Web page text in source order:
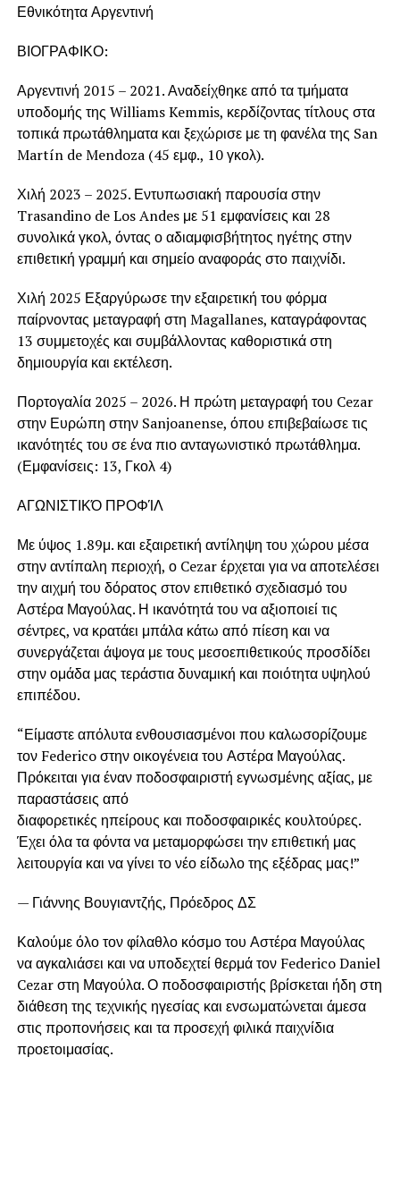
Εθνικότητα Αργεντινή
ΒΙΟΓΡΑΦΙΚΟ:
Αργεντινή 2015 – 2021. Αναδείχθηκε από τα τμήματα
υποδομής της Williams Kemmis, κερδίζοντας τίτλους στα
τοπικά πρωτάθληματα και ξεχώρισε με τη φανέλα της San
Martín de Mendoza (45 εμφ., 10 γκολ).
Χιλή 2023 – 2025. Εντυπωσιακή παρουσία στην
Trasandino de Los Andes με 51 εμφανίσεις και 28
συνολικά γκολ, όντας ο αδιαμφισβήτητος ηγέτης στην
επιθετική γραμμή και σημείο αναφοράς στο παιχνίδι.
Χιλή 2025 Εξαργύρωσε την εξαιρετική του φόρμα
παίρνοντας μεταγραφή στη Magallanes, καταγράφοντας
13 συμμετοχές και συμβάλλοντας καθοριστικά στη
δημιουργία και εκτέλεση.
Πορτογαλία 2025 – 2026. Η πρώτη μεταγραφή του Cezar
στην Ευρώπη στην Sanjoanense, όπου επιβεβαίωσε τις
ικανότητές του σε ένα πιο ανταγωνιστικό πρωτάθλημα.
(Εμφανίσεις: 13, Γκολ 4)
ΑΓΩΝΙΣΤΙΚΌ ΠΡΟΦΊΛ
Με ύψος 1.89μ. και εξαιρετική αντίληψη του χώρου μέσα
στην αντίπαλη περιοχή, ο Cezar έρχεται για να αποτελέσει
την αιχμή του δόρατος στον επιθετικό σχεδιασμό του
Αστέρα Μαγούλας. Η ικανότητά του να αξιοποιεί τις
σέντρες, να κρατάει μπάλα κάτω από πίεση και να
συνεργάζεται άψογα με τους μεσοεπιθετικούς προσδίδει
στην ομάδα μας τεράστια δυναμική και ποιότητα υψηλού
επιπέδου.
“Είμαστε απόλυτα ενθουσιασμένοι που καλωσορίζουμε
τον Federico στην οικογένεια του Αστέρα Μαγούλας.
Πρόκειται για έναν ποδοσφαιριστή εγνωσμένης αξίας, με
παραστάσεις από
διαφορετικές ηπείρους και ποδοσφαιρικές κουλτούρες.
Έχει όλα τα φόντα να μεταμορφώσει την επιθετική μας
λειτουργία και να γίνει το νέο είδωλο της εξέδρας μας!”
— Γιάννης Βουγιαντζής, Πρόεδρος ΔΣ
Καλούμε όλο τον φίλαθλο κόσμο του Αστέρα Μαγούλας
να αγκαλιάσει και να υποδεχτεί θερμά τον Federico Daniel
Cezar στη Μαγούλα. Ο ποδοσφαιριστής βρίσκεται ήδη στη
διάθεση της τεχνικής ηγεσίας και ενσωματώνεται άμεσα
στις προπονήσεις και τα προσεχή φιλικά παιχνίδια
προετοιμασίας.